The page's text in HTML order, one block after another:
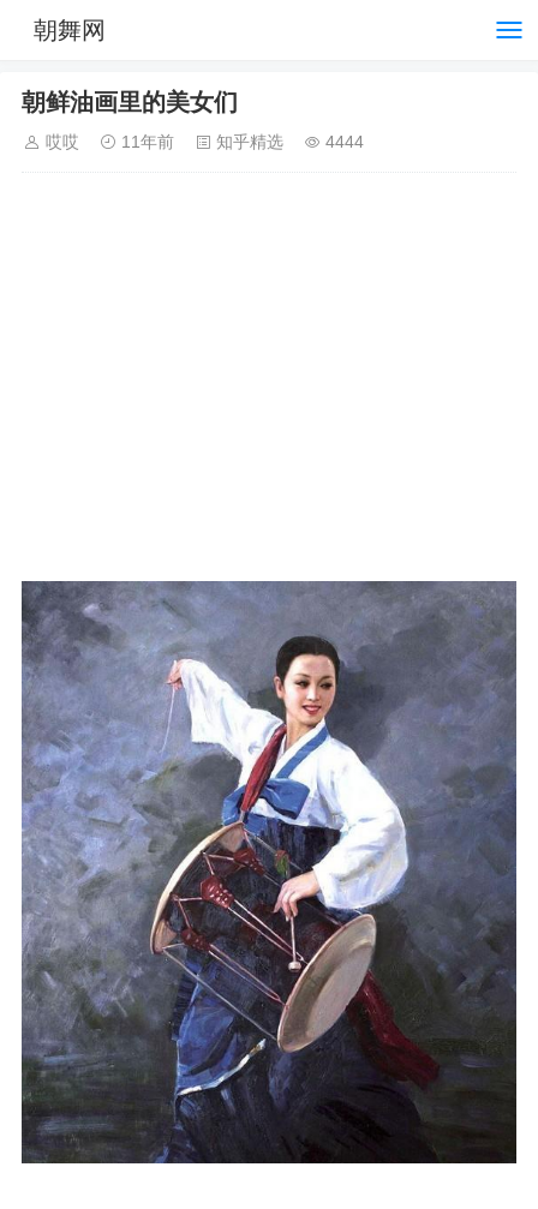
朝舞网
朝鲜油画里的美女们
哎哎 11年前 知乎精选 4444